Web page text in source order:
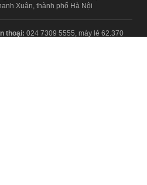
Xuân, thành phố Hà Nội
thoại: 024 7309 5555, máy lẻ 62.370